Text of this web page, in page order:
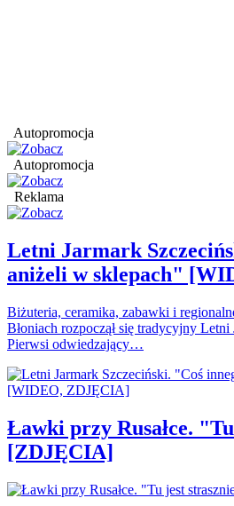
Autopromocja
Autopromocja
Reklama
Letni Jarmark
aniżeli w sklepach"
Biżuteria, ceramika, zabawki i
Błoniach rozpoczął się tradycyjny
Pierwsi odwiedzający…
Ławki przy Rusałce.
[ZDJĘCIA]